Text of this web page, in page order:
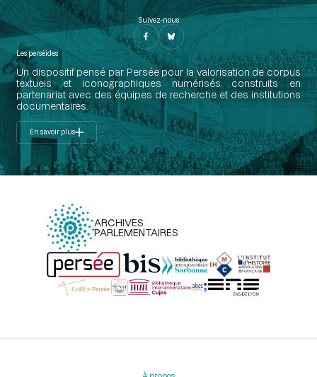
Suivez-nous
Les perséides
Un dispositif pensé par Persée pour la valorisation de corpus
textuels et iconographiques numérisés construits en
partenariat avec des équipes de recherche et des institutions
documentaires.
En savoir plus
ARCHIVES
PARLEMENTAIRES
Menu